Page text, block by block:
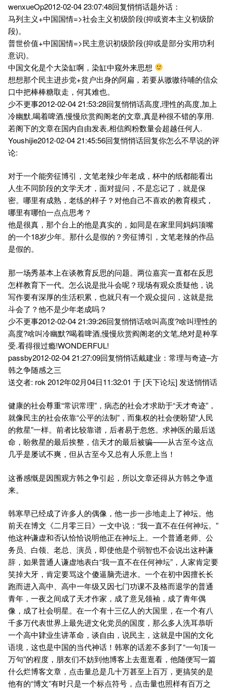
wenxueOp2012-02-04 23:07:48回复悄悄话题外话：
马列主义+中国国情=>社会主义初级阶段(抑或资本主义初级阶
段)。
普世价值+中国国情=>民主意识初级阶段(抑或是部分实用功利
意识)。
中国文化是个大染缸啊，染缸中窥外来思想
想想那个民主进步党+贫户出身的阿扁，若要从嗷嗷待哺的信众
口中把棒棒糖取走，何其难也。
少不更事2012-02-04 21:53:28回复悄悄话高度,理性的高度,加上
冷幽默,喝着啤酒,慢慢欣赏阎阁老的文章,真是种很不错的享用.
若阁下的文章在国内自由发表,相信阎粉数量会超越任何人.
Youshijie2012-02-04 21:45:56回复悄悄话回复你怎么不早说的评
论:
对于一个能旁征博引，文笔老辣少年老成，杯中的纸都能看出
人生不同阶段的文学天才，面对提问，不是忘记了，就是保
密。哪里有成熟，老练的样子？对他自己不喜欢的教育模式，
哪里有哪怕一点点思考？
他是很真，那个台上的他是真实的，如同是在家里同妈妈顶嘴
的一个18岁少年。那什么是假的？旁征博引，文笔老辣的作品
是假的。
那一场秀基本上在谈教育反思的问题。两位嘉宾一直都在反思
怎样教育下一代。怎么说是批斗会呢？现场有观众质疑他，说
写作要有深厚的生活积累，也就只有一个观众提问，这就是批
斗会了？他不是少年老成吗？
少不更事2012-02-04 21:39:26回复悄悄话啥叫高度?啥叫理性的
高度?啥叫冷幽默?喝着啤酒,慢慢欣赏阎阁老的文笔,绝对是种享
受.看得很过瘾!WONDERFUL!
passby2012-02-04 21:27:09回复悄悄话戴建业：常理与奇迹–方
韩之争随感之三
送交者: rok 2012年02月04日11:32:01 于 [天下论坛] 发送悄悄话
健康的社会尊重“常识常理”，病态的社会才求助于“天才奇迹”，
就像民主的社会依靠“公平的法制”，而集权的社会便盼望“人民
的救星”一样。前者比较靠谱，后者易于忽悠。求神医的最后送
命，盼救星的最后挨整，信天才的最后被骗——从古至今这点
几乎是屡试不爽，但从古至今又总有人乐意上当！
这番感慨是因围观方韩之争引起，所以文章还得从方韩之争道
来。
韩寒早已经成了许多人的偶像，他一步一步地走上了神坛。他
前天在博文《二月零三日》一文中说：“我一直不在任何神坛。”
他这种谦虚和否认恰恰说明他正在神坛上。一个普通老师、公
务员、白领、老总、演员，即使他是个弱智也不会说出这种谦
辞，如果普通人谦虚地表白“我一直不在任何神坛”，人家肯定要
笑掉大牙，肯定要骂这个傻逼脑壳进水。一个在初中因擅长长
跑而进入高中、高中一年级又因七门功课不及格而退学的普通
青年，一夜之间成了天才作家，成了意见领袖，成了青年偶
像，成了社会明星。在一个有十三亿人的大国里，在一个有八
千多万代表世界上最先进文化党员的国度，那么多人洗耳恭听
一个高中肄业生讲革命，谈自由，说民主，这就是中国的文化
语境，这也是中国的当代神话！韩寒的话差不多到了“一句顶一
万句”的程度，朋友们不妨到他博客上去逛逛看，他随便写一篇
什么烂博客文章，点击量总是几十万甚至上百万，更搞笑的是
他有的“博文”有时只是一个标点符号，点击量也照样有百万之